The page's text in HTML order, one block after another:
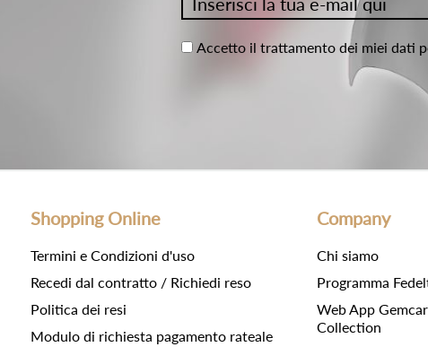
Accetto il trattamento dei miei dati
Shopping Online
Termini e Condizioni d'uso
Recedi dal contratto / Richiedi reso
Politica dei resi
Modulo di richiesta pagamento rateale
Company
Chi siamo
Programma
Web App
Collection